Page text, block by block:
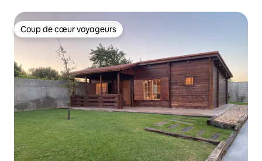
Coup de cœur voyageurs
Coup de cœur voyageurs